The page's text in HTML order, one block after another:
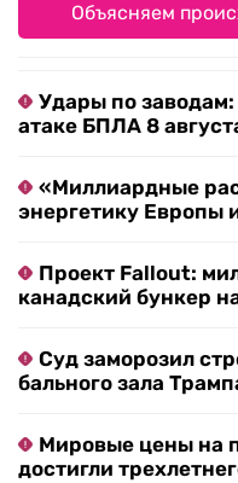
Объясняем
Удары по заводам:
атаке БПЛА 8
«Миллиардные
энергетику Европы
Проект Fallout:
канадский бункер
Суд заморозил
бального зала
Мировые цены на
достигли